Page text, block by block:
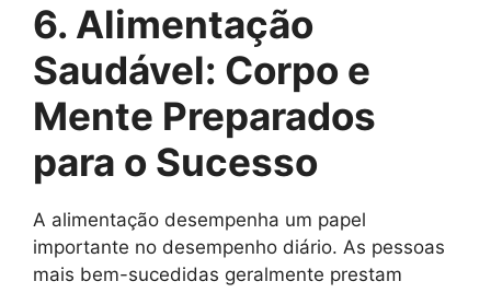
6. Alimentação
Saudável: Corpo e
Mente Preparados
para o Sucesso
A alimentação desempenha um papel
importante no desempenho diário. As pessoas
mais bem-sucedidas geralmente prestam